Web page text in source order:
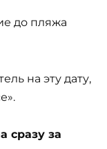
до пляжа
на эту дату,
сразу за